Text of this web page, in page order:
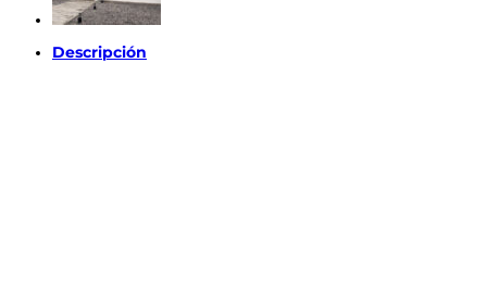
Descripción